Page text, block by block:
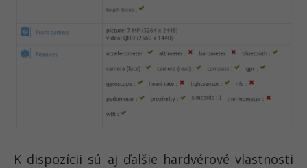
K dispozícii sú aj ďalšie hardvérové vlastnosti